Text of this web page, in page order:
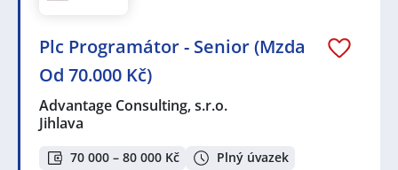
Plc Programátor - Senior (Mzda
Od 70.000 Kč)
Advantage Consulting, s.r.o.
Jihlava
70 000 – 80 000 Kč Plný úvazek